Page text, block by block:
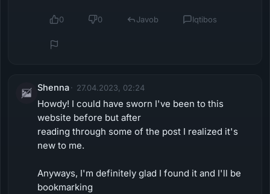
0 0 Javob Iqtibos
Shenna 27.04.2023, 02:24
Howdy! I could have sworn I've been to this
website before but after
reading through some of the post I realized it's
new to me.
Anyways, I'm definitely glad I found it and I'll be
bookmarking